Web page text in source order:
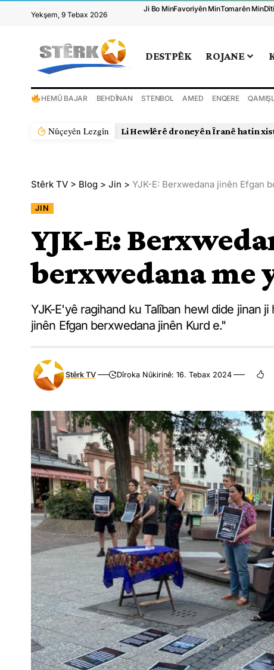
Yekşem, 9 Tebax 2026
Ji Bo MinFavoriyên MinTomarên Min
DESTPÊK ROJANE
HEMÛ BAJAR BEHDÎNAN STENBOL AMED ENQERE
Nûçeyên Lezgîn Li Hewlêrê droneyên Îranê hatin
Stêrk TV > Blog > Jin > YJK-E: Berxwedana jinên Efgan
JIN
YJK-E:
berxwedana me
YJK-E'yê ragihand ku Talîban hewl dide jinan
jinên Efgan berxwedana jinên Kurd e."
Stêrk TV Dîroka Nûkirinê: 16. Tebax 2024